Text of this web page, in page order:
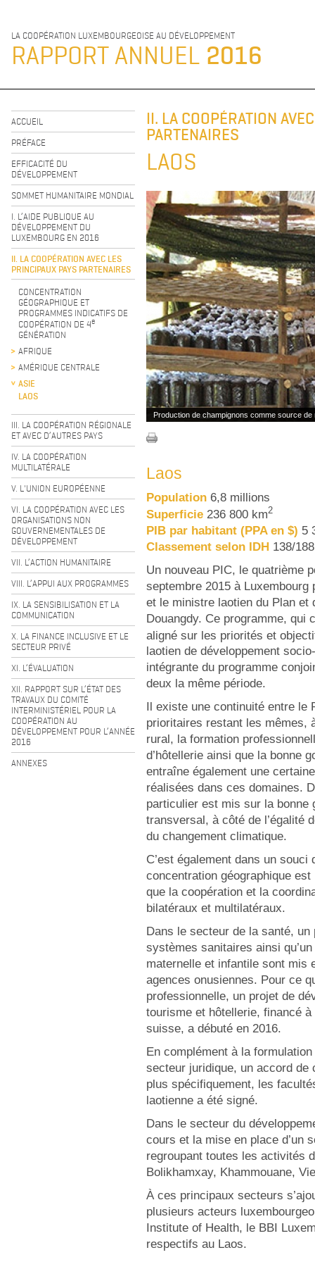
LA COOPÉRATION LUXEMBOURGEOISE AU DÉVELOPPEMENT
RAPPORT ANNUEL 2016
ACCUEIL
PRÉFACE
EFFICACITÉ DU
DÉVELOPPEMENT
SOMMET HUMANITAIRE MONDIAL
I. L’AIDE PUBLIQUE AU
DÉVELOPPEMENT DU
LUXEMBOURG EN 2016
II. LA COOPÉRATION AVEC LES
PRINCIPAUX PAYS PARTENAIRES
CONCENTRATION
GÉOGRAPHIQUE ET
PROGRAMMES INDICATIFS DE
COOPÉRATION DE 4e
GÉNÉRATION
AFRIQUE
AMÉRIQUE CENTRALE
ASIE
LAOS
III. LA COOPÉRATION RÉGIONALE
ET AVEC D’AUTRES PAYS
IV. LA COOPÉRATION
MULTILATÉRALE
V. L'UNION EUROPÉENNE
VI. LA COOPÉRATION AVEC LES
ORGANISATIONS NON
GOUVERNEMENTALES DE
DÉVELOPPEMENT
VII. L’ACTION HUMANITAIRE
VIII. L’APPUI AUX PROGRAMMES
IX. LA SENSIBILISATION ET LA
COMMUNICATION
X. LA FINANCE INCLUSIVE ET LE
SECTEUR PRIVÉ
XI. L’ÉVALUATION
XII. RAPPORT SUR L’ÉTAT DES
TRAVAUX DU COMITÉ
INTERMINISTÉRIEL POUR LA
COOPÉRATION AU
DÉVELOPPEMENT POUR L’ANNÉE
2016
ANNEXES
II. LA COOPÉRATION
PARTENAIRES
LAOS
Production de champignons comme source de
Laos
Population 6,8 millions
Superficie 236 800 km2
PIB par habitant (PPA en $) 5
Classement selon IDH 138/188
Un nouveau PIC, le quatrième
septembre 2015 à
et le ministre laotien du Plan et
Douangdy. Ce programme, qui
aligné sur les priorités et
laotien de développement
intégrante du programme
deux la même période.
Il existe une continuité entre
prioritaires restant les mêmes,
rural, la formation
d’hôtellerie ainsi que la bonne
entraîne également une
réalisées dans ces domaines.
particulier est mis sur la bonne
transversal, à côté de l’égalité
du changement climatique.
C’est également dans un souci
concentration géographique
que la coopération et la
bilatéraux et multilatéraux.
Dans le secteur de la santé,
systèmes sanitaires ainsi
maternelle et infantile sont
agences onusiennes. Pour ce
professionnelle, un projet de
tourisme et hôtellerie, financé
suisse, a débuté en 2016.
En complément à la
secteur juridique, un accord
plus spécifiquement, les
laotienne a été signé.
Dans le secteur du
cours et la mise en place d’un
regroupant toutes les activités
Bolikhamxay, Khammouane,
À ces principaux secteurs
plusieurs acteurs
Institute of Health, le BBI
respectifs au Laos.